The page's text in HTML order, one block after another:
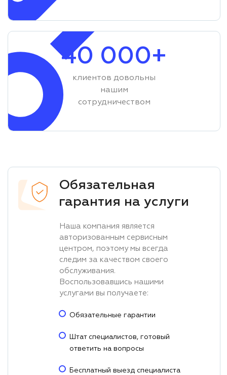
40 000+
клиентов довольны
нашим
сотрудничеством
Обязательная
гарантия на услуги
Наша компания является
авторизованным сервисным
центром, поэтому мы всегда
следим за качеством своего
обслуживания.
Воспользовавшись нашими
услугами вы получаете:
Обязательные гарантии
Штат специалистов, готовый
ответить на вопросы
Бесплатный выезд специалиста